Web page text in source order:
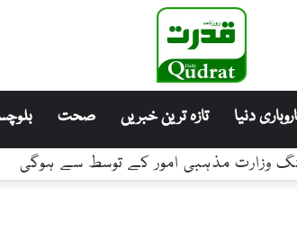
دنیا تازہ ترین خبریں صحت
وزارت مذہبی امور کے توسط سے ہوگی